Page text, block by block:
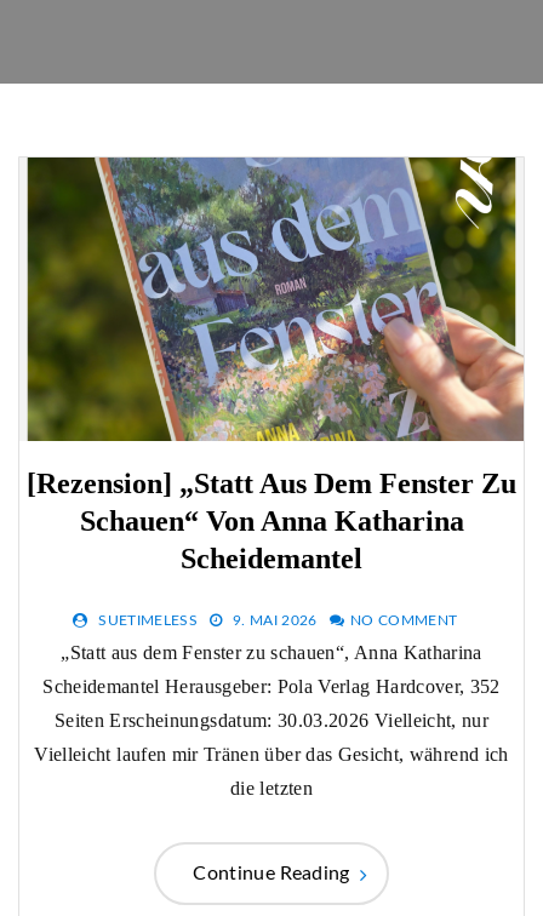
[Rezension] „Statt Aus Dem Fenster Zu
Schauen“ Von Anna Katharina
Scheidemantel
SUETIMELESS 9. MAI 2026 NO COMMENT
„Statt aus dem Fenster zu schauen“, Anna Katharina
Scheidemantel Herausgeber: Pola Verlag Hardcover, 352
Seiten Erscheinungsdatum: 30.03.2026 Vielleicht, nur
Vielleicht laufen mir Tränen über das Gesicht, während ich
die letzten
Continue Reading